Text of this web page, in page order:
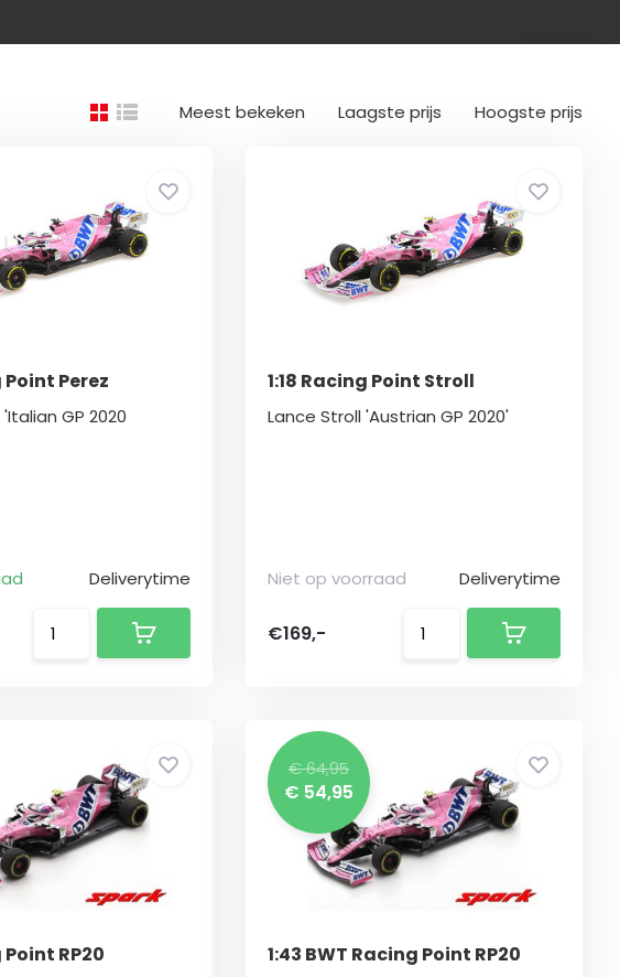
Meest bekeken Laagste prijs Hoogste prijs
Point Perez
GP 2020
Deliverytime
1:18 Racing Point Stroll
Lance Stroll 'Austrian GP 2020'
Niet op voorraad Deliverytime
€169,-
RP20
€ 64,95
€ 54,95
1:43 BWT Racing Point RP20